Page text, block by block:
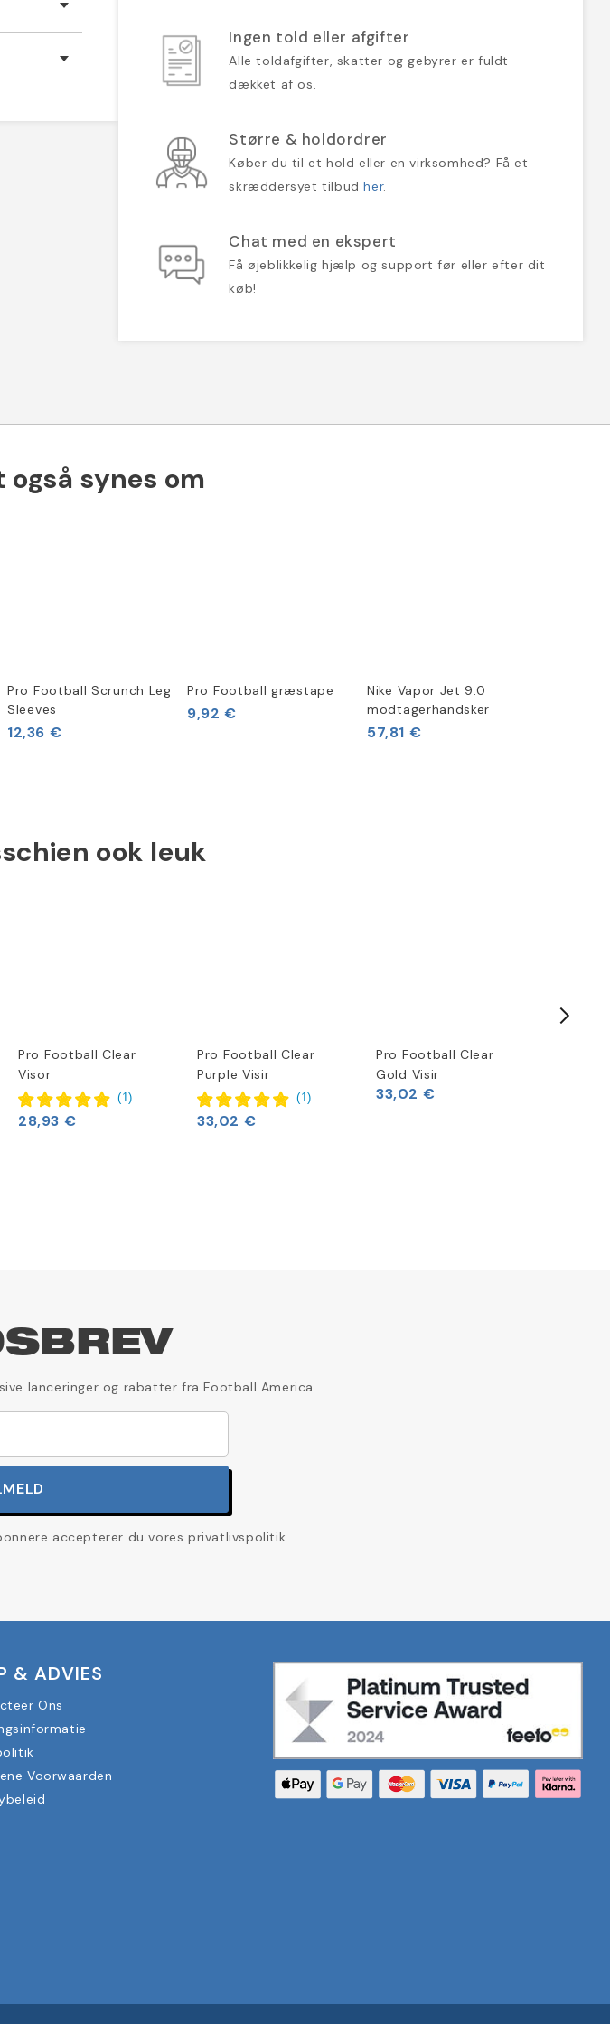
Ingen told eller afgifter
Alle toldafgifter, skatter og gebyrer er fuldt
dækket af os.
Større & holdordrer
Køber du til et hold eller en virksomhed? Få et
skræddersyet tilbudher.
Chat med en ekspert
Få øjeblikkelig hjælp og support før eller efter dit
køb!
synes om
Pro Football Scrunch Leg
Sleeves
12,36 €
Pro Football græstape
9,92 €
Nike Vapor Jet 9.0
modtagerhandsker
57,81 €
ook leuk
Pro Football Clear
Visor
(1)
28,93 €
Pro Football Clear
Purple Visir
(1)
33,02 €
Pro Football Clear
Gold Visir
33,02 €
lanceringer og rabatter fra Football America.
accepterer du vores privatlivspolitik.
& ADVIES
Ons
Voorwaarden